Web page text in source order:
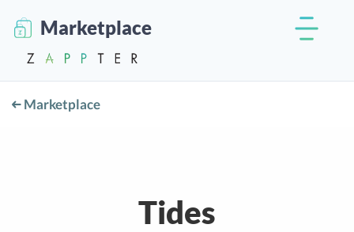
Marketplace
Marketplace
Tides